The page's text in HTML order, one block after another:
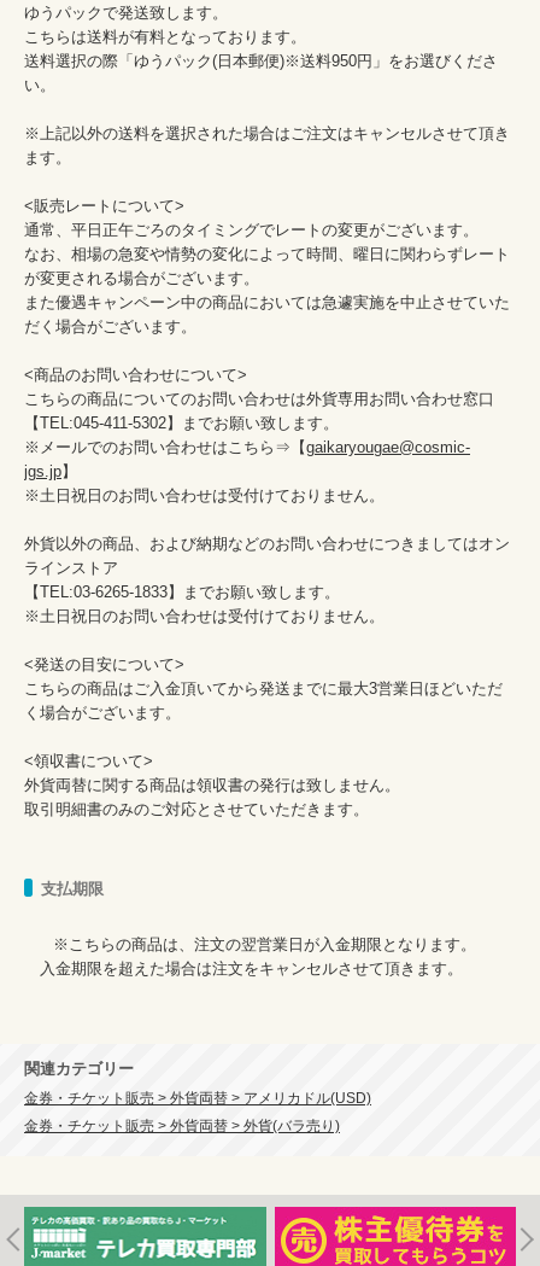
ゆうパックで発送致します。
こちらは送料が有料となっております。
送料選択の際「ゆうパック(日本郵便)※送料950円」をお選びくださ
い。
※上記以外の送料を選択された場合はご注文はキャンセルさせて頂き
ます。
<販売レートについて>
通常、平日正午ごろのタイミングでレートの変更がございます。
なお、相場の急変や情勢の変化によって時間、曜日に関わらずレート
が変更される場合がございます。
また優遇キャンペーン中の商品においては急遽実施を中止させていた
だく場合がございます。
<商品のお問い合わせについて>
こちらの商品についてのお問い合わせは外貨専用お問い合わせ窓口
【TEL:045-411-5302】までお願い致します。
※メールでのお問い合わせはこちら⇒【gaikaryougae@cosmic-
jgs.jp】
※土日祝日のお問い合わせは受付けておりません。
外貨以外の商品、および納期などのお問い合わせにつきましてはオン
ラインストア
【TEL:03-6265-1833】までお願い致します。
※土日祝日のお問い合わせは受付けておりません。
<発送の目安について>
こちらの商品はご入金頂いてから発送までに最大3営業日ほどいただ
く場合がございます。
<領収書について>
外貨両替に関する商品は領収書の発行は致しません。
取引明細書のみのご対応とさせていただきます。
支払期限
入金期限を超えた場合は注文をキャンセルさせて頂きます。
関連カテゴリー
金券・チケット販売 > 外貨両替 > アメリカドル(USD)
金券・チケット販売 > 外貨両替 > 外貨(バラ売り)